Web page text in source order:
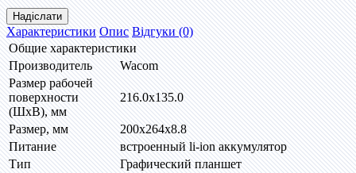
Надіслати
Характеристики Опис Відгуки (0)
Общие характеристики
Производитель
Wacom
Размер рабочей
поверхности
(ШхВ), мм
216.0x135.0
Размер, мм
200х264х8.8
Питание
встроенный li-ion аккумулятор
Тип
Графический планшет